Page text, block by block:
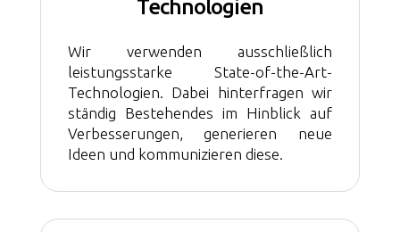
Technologien
Wir verwenden ausschließlich
leistungsstarke State-of-the-Art-
Technologien. Dabei hinterfragen wir
ständig Bestehendes im Hinblick auf
Verbesserungen, generieren neue
Ideen und kommunizieren diese.